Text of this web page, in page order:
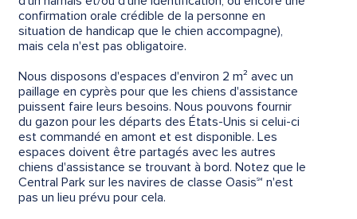
confirmation orale crédible de la personne en
situation de handicap que le chien accompagne),
mais cela n'est pas obligatoire.
Nous disposons d'espaces d'environ 2 m² avec un
paillage en cyprès pour que les chiens d'assistance
puissent faire leurs besoins. Nous pouvons fournir
du gazon pour les départs des États-Unis si celui-ci
est commandé en amont et est disponible. Les
espaces doivent être partagés avec les autres
chiens d'assistance se trouvant à bord. Notez que le
Central Park sur les navires de classe Oasis℠ n'est
pas un lieu prévu pour cela.